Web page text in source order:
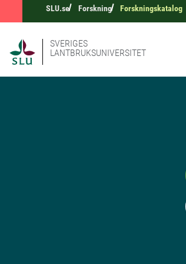
SLU.se Forskning Forskningskatalog
SVERIGES
LANTBRUKSUNIVERSITET